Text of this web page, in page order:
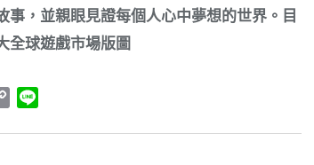
，並親眼見證每個人心中夢想的世界。目
全球遊戲市場版圖
Copy